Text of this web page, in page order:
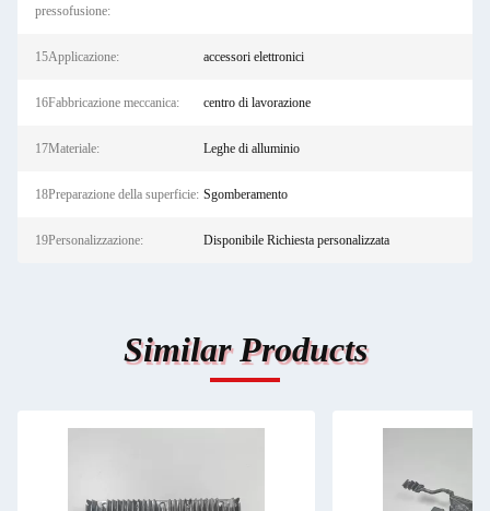
pressofusione:
15Applicazione: accessori elettronici
16Fabbricazione meccanica: centro di lavorazione
17Materiale: Leghe di alluminio
18Preparazione della superficie: Sgomberamento
19Personalizzazione: Disponibile Richiesta personalizzata
Similar Products